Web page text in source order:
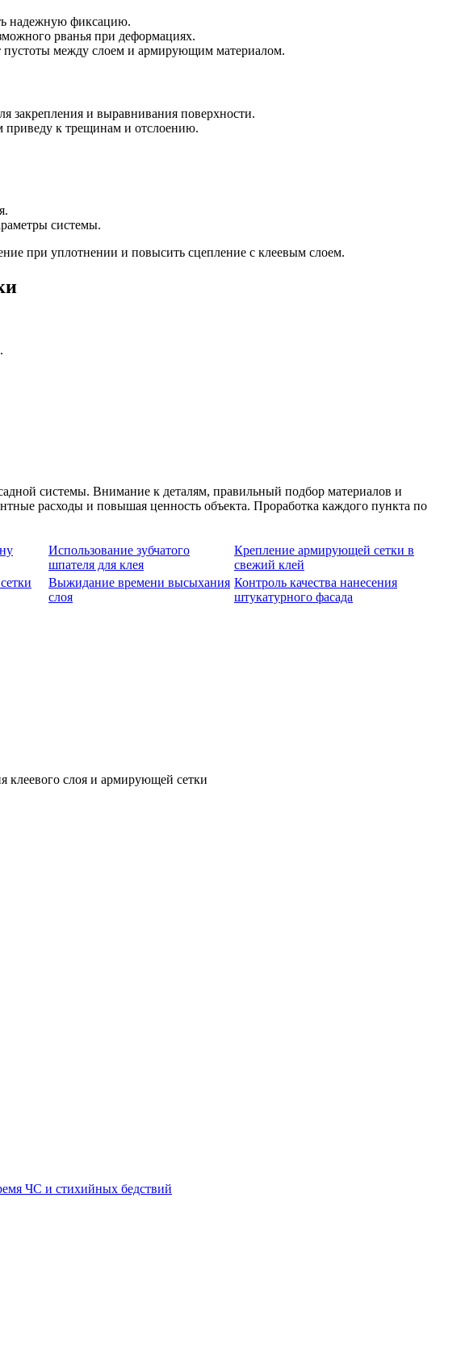
надежную фиксацию.
рванья при деформациях.
пустоты между слоем и армирующим материалом.
закрепления и выравнивания поверхности.
приведу к трещинам и отслоению.
системы.
при уплотнении и повысить сцепление с клеевым слоем.
системы. Внимание к деталям, правильный подбор материалов и
расходы и повышая ценность объекта. Проработка каждого пункта по
Использование зубчатого
шпателя для клея
Крепление армирующей сетки в
свежий клей
Выжидание времени высыхания
слоя
Контроль качества нанесения
штукатурного фасада
ЧС и стихийных бедствий